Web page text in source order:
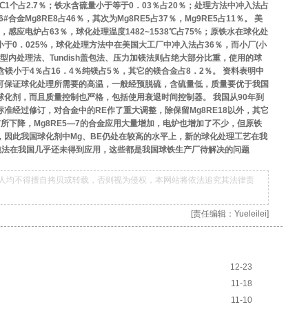
占2.7％；铁水含硫量小于等于0．03％占20％；处理方法中冲入法占
合金Mg8RE8占46％，其次为Mg8RE5占37％，Mg9RE5占11％。 美
感应电炉占63％，球化处理温度1482~1538℃占75%；原铁水在球化处
0．025%，球化处理方法中在美国大工厂中冲入法占36％，而小厂(小
内处理法、Tundish盖包法、压力加镁法则占绝大部分比重，使用的球
小于4％占16．4％纯镁占5％，其它的镁合金占8．2％。 资料表明中
证球化处理所需要的高温，一般经预脱硫，含硫量低，质量要优于我国
剂，而且质量控制也严格，包括使用衰退时间控制器。 我国从90年到
经过修订，对合金中的RE作了重大调整，除保留Mg8RE18以外，其它
下降，Mg8RE5—7的合金应用大量增加，电炉也增加了不少，但原铁
此我国球化剂中Mg、BE仍处在较高的水平上，新的球化处理工艺在我
在我国几乎还未得到应用，这些都是我国球铁生产厂待解决的问题
均不得擅自拷贝或转载，否则视为侵权，本网站将依法追究其法律责
[责任编辑：Yueleilei]
12-23
11-18
11-10